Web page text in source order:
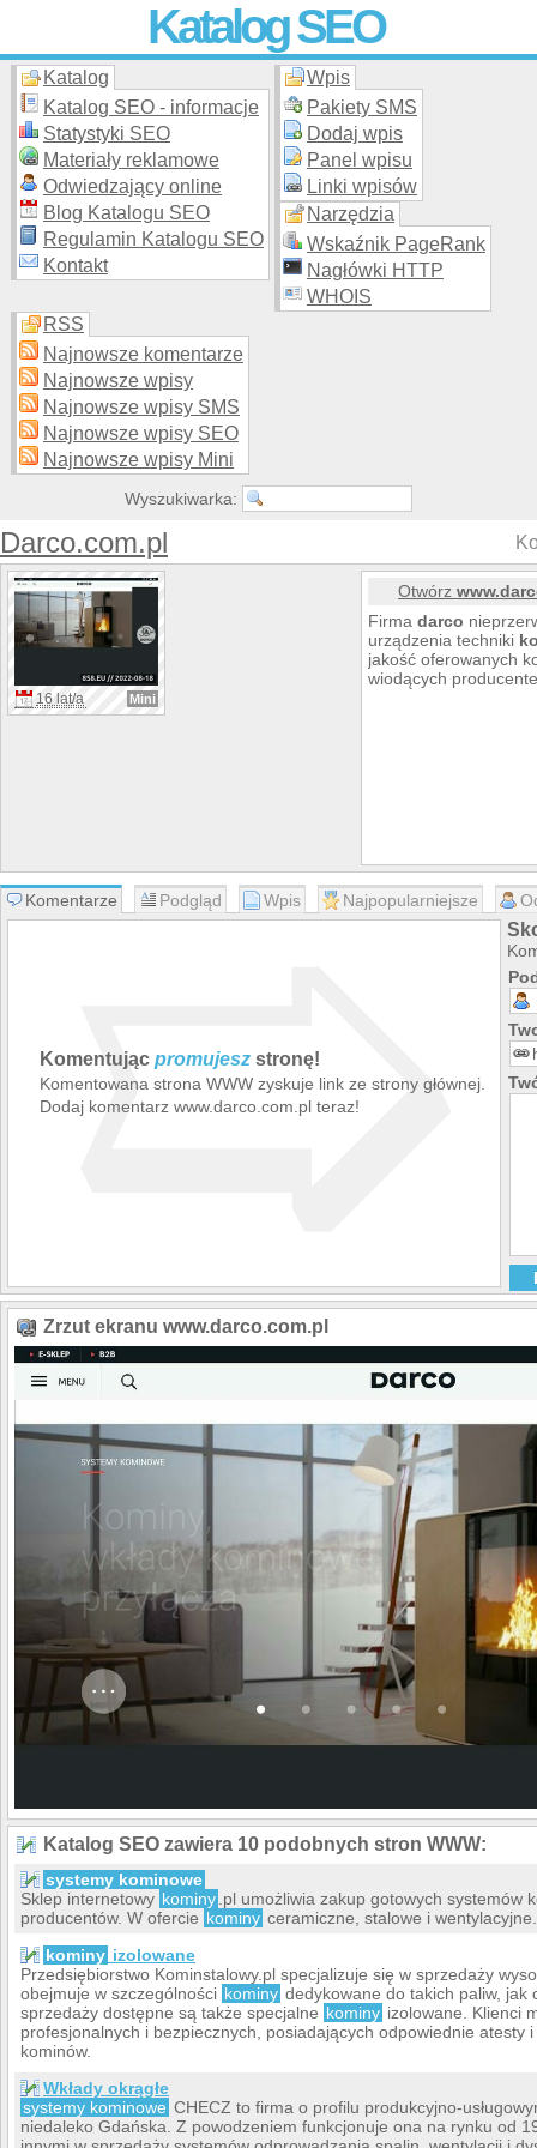
Katalog SEO
Skuteczna i promocja stron WWW –
moderowanego katalogu za darmo!
Katalog
Katalog SEO - informacje
Statystyki SEO
Materiały reklamowe
Odwiedzający online
Blog Katalogu SEO
Regulamin Katalogu SEO
Kontakt
Wpis
Pakiety SMS
Dodaj wpis
Panel wpisu
Linki wpisów
Narzędzia
Wskaźnik PageRank
Nagłówki HTTP
WHOIS
RSS
Najnowsze komentarze
Najnowsze wpisy
Najnowsze wpisy SMS
Najnowsze wpisy SEO
Najnowsze wpisy Mini
Wyszukiwarka:
Darco.com.pl
16 lat/a Mini
Otwórz
Firmadarco
urządzenia techniki
jakość oferowanych
wiodących
Komentarze Podgląd Wpis Najpopularniejsze
Komentując promujesz stronę!
Komentowana strona WWW zyskuje link ze strony głównej.
Dodaj komentarz www.darco.com.pl teraz!
➯
Zrzut ekranu www.darco.com.pl
Katalog SEO zawiera 10 podobnych stron WWW:
systemy kominowe
Sklep internetowy kominy .pl umożliwia zakup gotowych systemów
producentów. W ofercie kominy ceramiczne, stalowe i wentylacyjne.
kominy izolowane
Przedsiębiorstwo Kominstalowy.pl specjalizuje się w sprzedaży
obejmuje w szczególności kominy dedykowane do takich paliw,
sprzedaży dostępne są także specjalne kominy izolowane. Klienci
profesjonalnych i bezpiecznych, posiadających odpowiednie atesty i
kominów.
Wkłady okrągłe
systemy kominowe CHECZ to firma o profilu produkcyjno-
niedaleko Gdańska. Z powodzeniem funkcjonuje ona na rynku od